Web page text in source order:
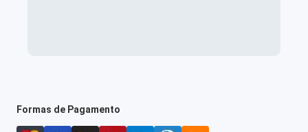
Formas de Pagamento